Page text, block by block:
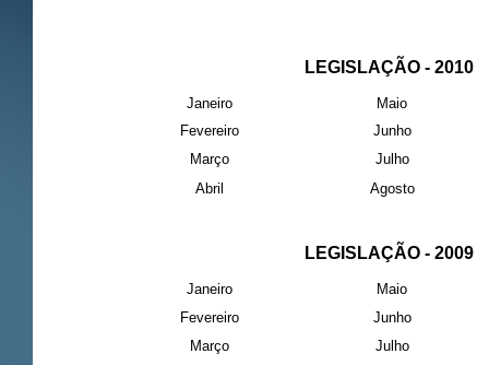
LEGISLAÇÃO - 2010
Janeiro
Maio
Fevereiro
Junho
Março
Julho
Abril
Agosto
LEGISLAÇÃO - 2009
Janeiro
Maio
Fevereiro
Junho
Março
Julho